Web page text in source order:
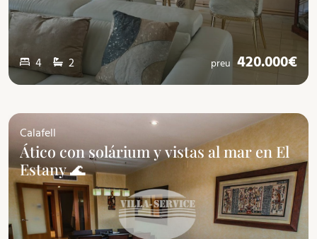
4 2 preu 420.000€
Calafell
Ático con solárium y vistas al mar en El
Estany 🌊